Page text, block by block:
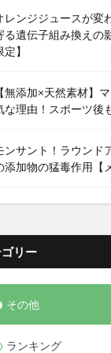
レンジジュースが変
る遺伝子組み換えの
定】
【無添加×天然素材】
な理由！スポーツ後
ンサント！ラウンド
添加物の猛毒作用【
リー
その他
ランキング